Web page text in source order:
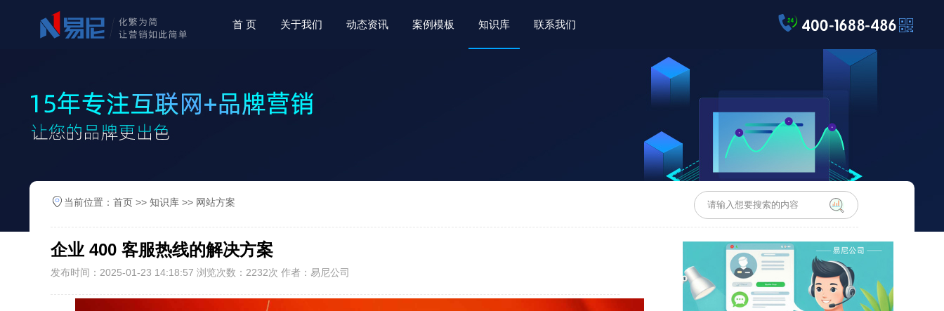
首 页 关于我们 动态资讯 案例模板 知识库 联系我们
当前位置： 首页 >> 知识库 >> 网站方案
企业 400 客服热线的解决方案
发布时间：2025-01-23 14:18:57 浏览次数：2232次 作者：易尼公司